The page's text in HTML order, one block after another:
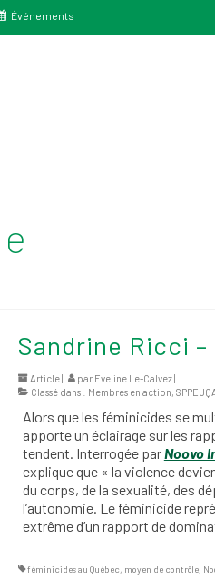
Événements
Sandrine Ricci
Article | par Eveline Le-Calvez|
Classé dans : Membres en action,
Alors que les féminicides se
apporte un éclairage sur les
tendent. Interrogée parNoovo
explique que « la violence
du corps, de la sexualité, des
l’autonomie. Le féminicide
extrême d’un rapport de
féminicides au Québec, moyen de contrôle,